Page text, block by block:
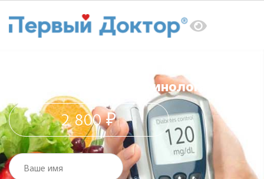
Консультация эндокринолога
2 800 ₽
Ваше имя